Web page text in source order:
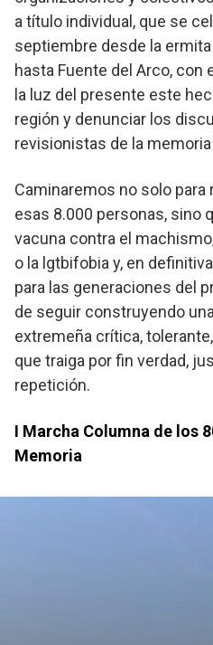
a título individual, que se
septiembre desde la
hasta Fuente del Arco, con
la luz del presente este
región y denunciar los
revisionistas de la
Caminaremos no solo
esas 8.000 personas, sino
vacuna contra el
o la lgtbifobia y, en
para las generaciones del
de seguir construyendo
extremeña crítica,
que traiga por fin verdad,
repetición.
I Marcha Columna de los
Memoria